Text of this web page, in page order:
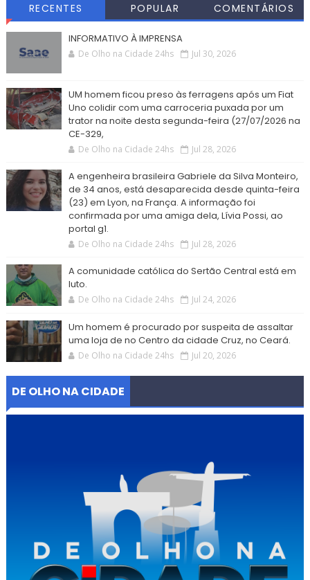
RECENTES POPULAR COMENTÁRIOS
INFORMATIVO À IMPRENSA
De Olho na Cidade 24hs Jul 30, 2026
UM homem ficou preso às ferragens após um Fiat
Uno colidir com uma carroceria puxada por um
trator na noite desta segunda-feira (27/07/2026 na
CE-329,
De Olho na Cidade 24hs Jul 28, 2026
A engenheira brasileira Gabriele da Silva Monteiro,
de 34 anos, está desaparecida desde quinta-feira
(23) em Lyon, na França. A informação foi
confirmada por uma amiga dela, Lívia Possi, ao
portal g1.
De Olho na Cidade 24hs Jul 28, 2026
A comunidade católica do Sertão Central está em
luto.
De Olho na Cidade 24hs Jul 24, 2026
Um homem é procurado por suspeita de assaltar
uma loja de no Centro da cidade Cruz, no Ceará.
De Olho na Cidade 24hs Jul 20, 2026
DE OLHO NA CIDADE